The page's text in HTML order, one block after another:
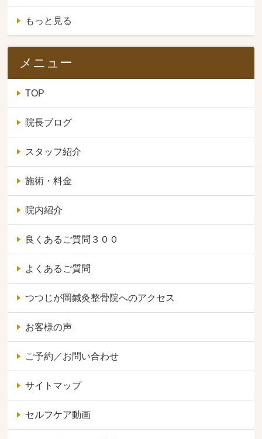
もっと見る
メニュー
TOP
院長ブログ
スタッフ紹介
施術・料金
院内紹介
良くあるご質問３００
よくあるご質問
つつじが岡鍼灸整骨院へのアクセス
お客様の声
ご予約／お問い合わせ
サイトマップ
セルフケア動画